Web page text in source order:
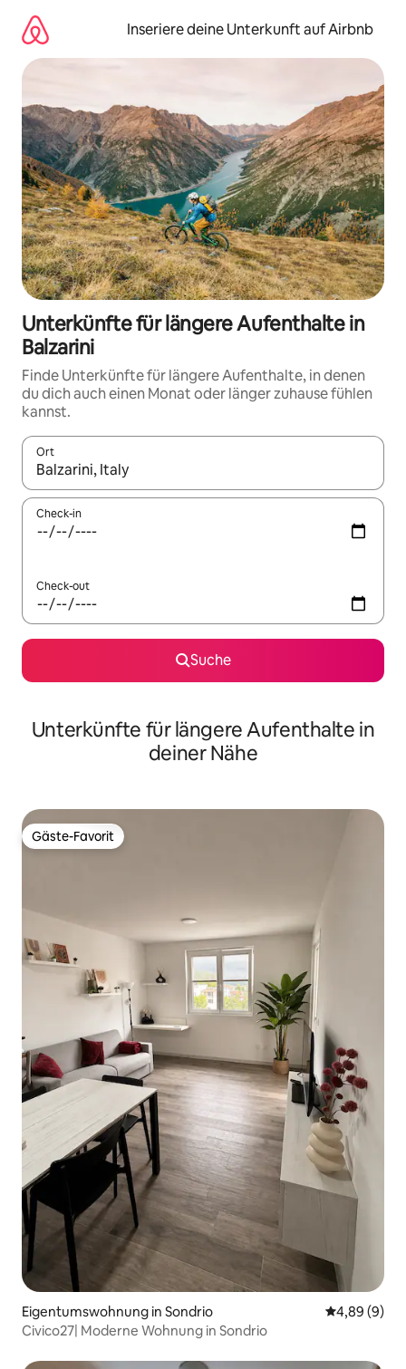
Inhalten
springen
Inseriere deine Unterkunft auf Airbnb
Unterkünfte für längere Aufenthalte in
Balzarini
Finde Unterkünfte für längere Aufenthalte, in denen
du dich auch einen Monat oder länger zuhause fühlen
kannst.
Ort
Wenn Ergebnisse verfügbar sind, navigiere mit den
Check-in
Check-out
Suche
Unterkünfte für längere Aufenthalte in
deiner Nähe
Gäste-Favorit
Gäste-Favorit
Eigentumswohnung in Sondrio
4,89 (9)
Civico27| Moderne Wohnung in Sondrio